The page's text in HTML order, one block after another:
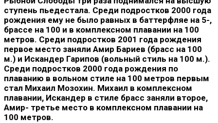
ступень пьедестала. Среди подростков 2000 года
рождения ему не было равных в баттерфляе на 5-,
брассе на 100 и в комплексном плавании на 100
метров. Среди подростков 2001 года рождения
первое место заняли Амир Бариев (брасс на 100
м.) и Искандер Гарипов (вольный стиль на 100 м.).
Среди подростков 2000 года рождения по
плаванию в вольном стиле на 100 метров первым
стал Михаил Мозохин. Михаил в комплексном
плавании, Искандер в стиле брасс заняли второе,
Амир- третье место в комплексном плавании на
100 метров.